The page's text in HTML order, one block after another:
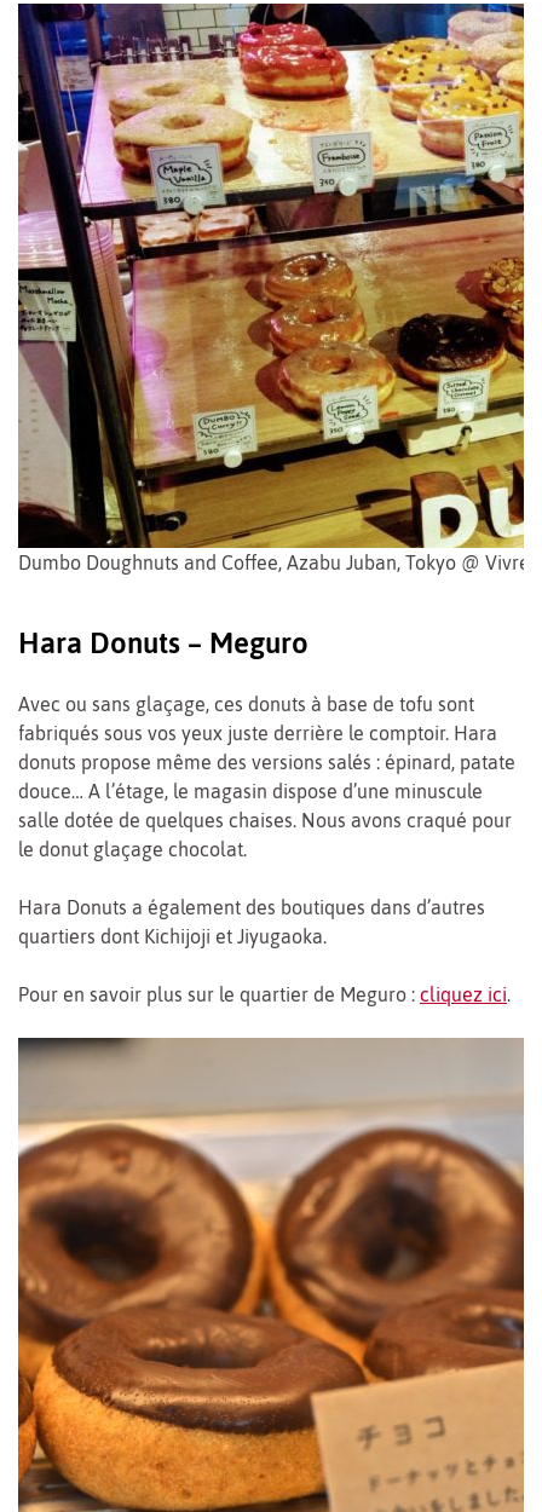
Dumbo Doughnuts and Coffee, Azabu Juban, Tokyo @ Vivre
Hara Donuts – Meguro
Avec ou sans glaçage, ces donuts à base de tofu sont
fabriqués sous vos yeux juste derrière le comptoir. Hara
donuts propose même des versions salés : épinard, patate
douce… A l’étage, le magasin dispose d’une minuscule
salle dotée de quelques chaises. Nous avons craqué pour
le donut glaçage chocolat.
Hara Donuts a également des boutiques dans d’autres
quartiers dont Kichijoji et Jiyugaoka.
Pour en savoir plus sur le quartier de Meguro : cliquez ici.